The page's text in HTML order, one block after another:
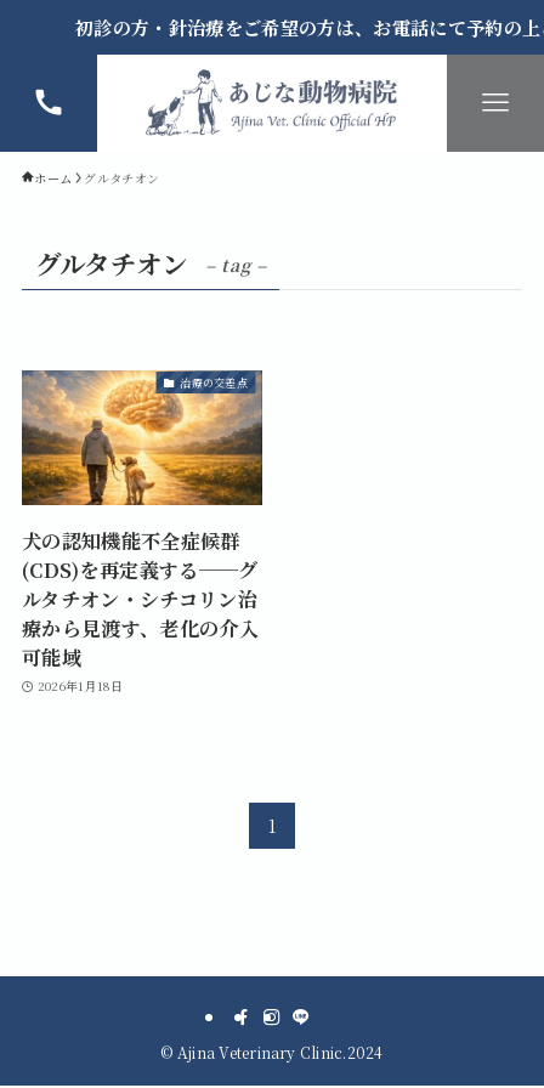
初診の方・針治療をご希望の方は、お電話にて予約の
ホーム グルタチオン
グルタチオン – tag –
治療の交差点
犬の認知機能不全症候群
(CDS)を再定義する──グ
ルタチオン・シチコリン治
療から見渡す、老化の介入
可能域
2026年1月18日
1
© Ajina Veterinary Clinic.2024